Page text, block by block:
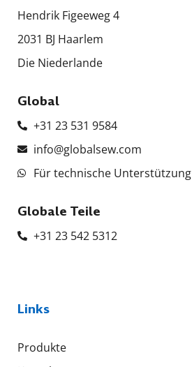
Hendrik Figeeweg 4
2031 BJ Haarlem
Die Niederlande
Global
+31 23 531 9584
info@globalsew.com
Für technische Unterstützung
Globale Teile
+31 23 542 5312
Links
Produkte